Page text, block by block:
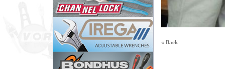
« Back